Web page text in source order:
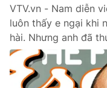
VTV.vn - Nam diễn
luôn thấy e ngại khi
hài. Nhưng anh đã